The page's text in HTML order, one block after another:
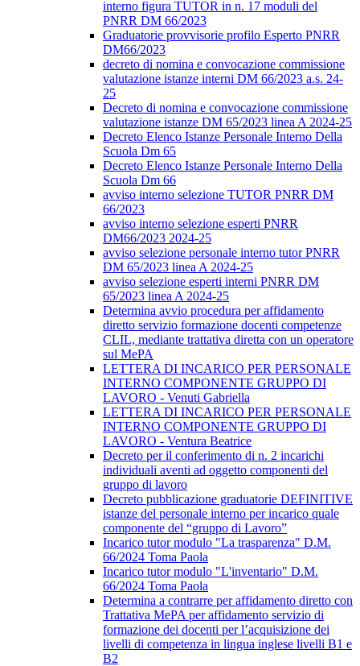
interno figura TUTOR in n. 17 moduli del
PNRR DM 66/2023
Graduatorie provvisorie profilo Esperto PNRR
DM66/2023
decreto di nomina e convocazione commissione
valutazione istanze interni DM 66/2023 a.s. 24-
25
Decreto di nomina e convocazione commissione
valutazione istanze DM 65/2023 linea A 2024-25
Decreto Elenco Istanze Personale Interno Della
Scuola Dm 65
Decreto Elenco Istanze Personale Interno Della
Scuola Dm 66
avviso interno selezione TUTOR PNRR DM
66/2023
avviso interno selezione esperti PNRR
DM66/2023 2024-25
avviso selezione personale interno tutor PNRR
DM 65/2023 linea A 2024-25
avviso selezione esperti interni PNRR DM
65/2023 linea A 2024-25
Determina avvio procedura per affidamento
diretto servizio formazione docenti competenze
CLIL, mediante trattativa diretta con un operatore
sul MePA
LETTERA DI INCARICO PER PERSONALE
INTERNO COMPONENTE GRUPPO DI
LAVORO - Venuti Gabriella
LETTERA DI INCARICO PER PERSONALE
INTERNO COMPONENTE GRUPPO DI
LAVORO - Ventura Beatrice
Decreto per il conferimento di n. 2 incarichi
individuali aventi ad oggetto componenti del
gruppo di lavoro
Decreto pubblicazione graduatorie DEFINITIVE
istanze del personale interno per incarico quale
componente del “gruppo di Lavoro”
Incarico tutor modulo "La trasparenza" D.M.
66/2024 Toma Paola
Incarico tutor modulo "L'inventario" D.M.
66/2024 Toma Paola
Determina a contrarre per affidamento diretto con
Trattativa MePA per affidamento servizio di
formazione dei docenti per l’acquisizione dei
livelli di competenza in lingua inglese livelli B1 e
B2